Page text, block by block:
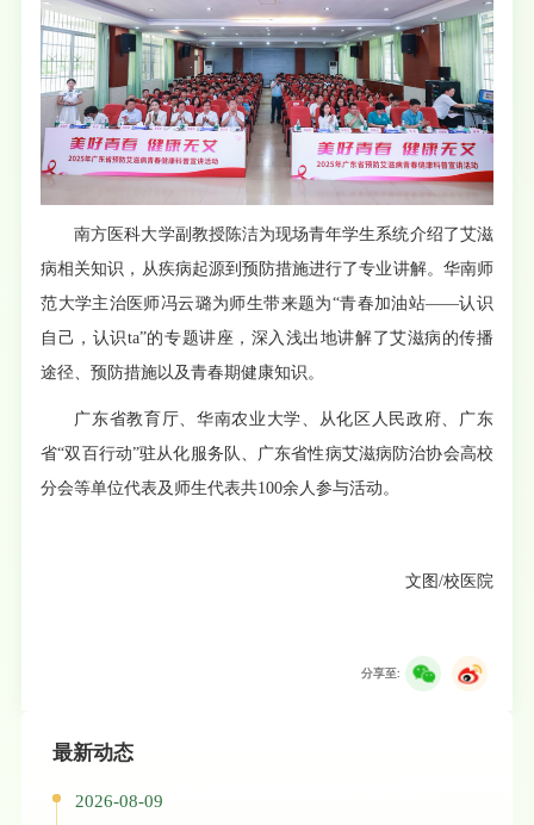
南方医科大学副教授陈洁为现场青年学生系统介绍了艾滋
病相关知识，从疾病起源到预防措施进行了专业讲解。华南师
范大学主治医师冯云璐为师生带来题为“青春加油站——认识
自己，认识ta”的专题讲座，深入浅出地讲解了艾滋病的传播
途径、预防措施以及青春期健康知识。
广东省教育厅、华南农业大学、从化区人民政府、广东
省“双百行动”驻从化服务队、广东省性病艾滋病防治协会高校
分会等单位代表及师生代表共100余人参与活动。
文图/校医院
分享至:
最新动态
2026-08-09